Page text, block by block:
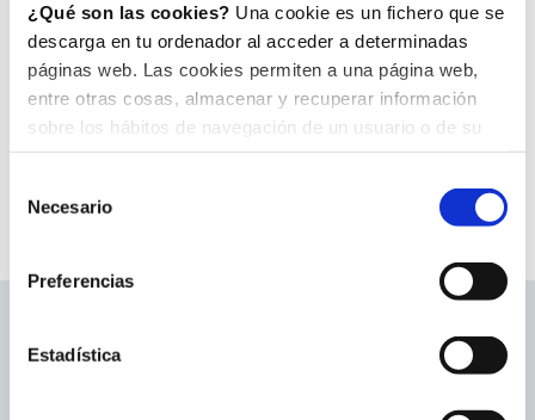
¿Qué son las cookies? Una cookie es un fichero que se
descarga en tu ordenador al acceder a determinadas
páginas web. Las cookies permiten a una página web,
entre otras cosas, almacenar y recuperar información
sobre los hábitos de navegación de un usuario o de su
equipo y, dependiendo de la información que contengan y
de la forma en que utilice su equipo, pueden utilizarse
para reconocer al usuario.
1. En función del propietario de la cookie:
: Son aquéllas que se envían al
equipo terminal del usuario desde un equipo o dominio
gestionado por el propio editor y desde el que se presta
Necesario
Preferencias
Estadística